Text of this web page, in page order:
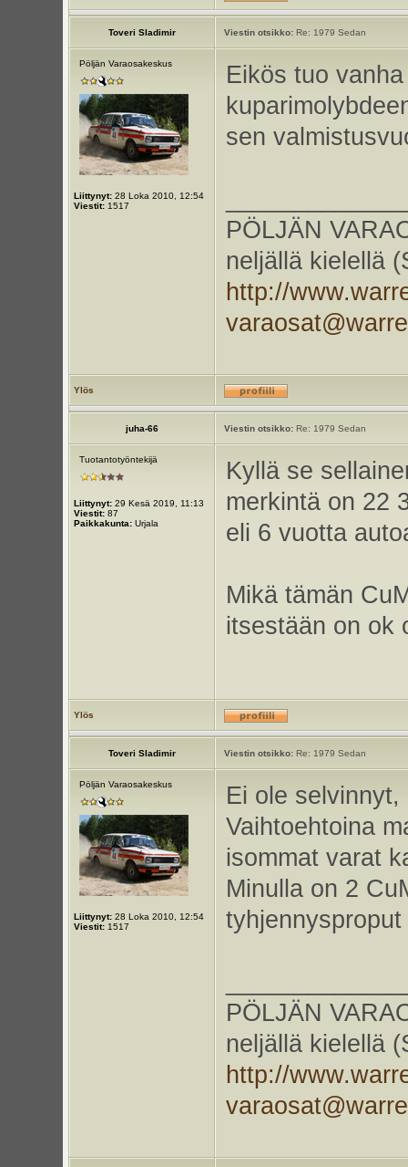
Toveri Sladimir Viestin otsikko:Re: 1979 Sedan
Pöljän Varaosakeskus
Liittynyt:28 Loka 2010, 12:54
Viestit:1517
Eikös tuo
sen
PÖLJÄN
neljällä kielellä
http://
Ylös
juha-66 Viestin otsikko:Re: 1979 Sedan
Tuotantotyöntekijä
Liittynyt:29 Kesä 2019, 11:13
Viestit:87
Paikkakunta:Urjala
Kyllä se
merkintä on 22
eli 6 vuotta
Mikä tämän
itsestään on ok
Ylös
Toveri Sladimir Viestin otsikko:Re: 1979 Sedan
Pöljän Varaosakeskus
Liittynyt:28 Loka 2010, 12:54
Viestit:1517
Ei ole
Vaihtoehtoina
isommat varat
Minulla on 2
PÖLJÄN
neljällä kielellä
http://